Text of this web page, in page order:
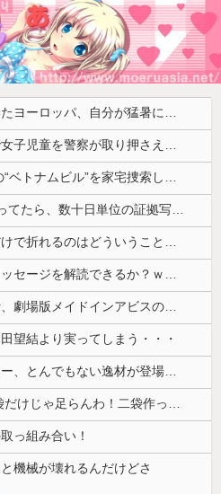
化石賞だの御高説を宣っていたヨーロッパ、自分が猛暑に襲われると為すすべべもなくダメージを受けてしまい……
【！】左派「広島平和式典で女子児童を警察が取り押さえて無理矢理、排除しました！」 → ネット特定班「女児？全学連のプロ活動家では？」
【衝撃】 大阪府警、ミナミの“ベトナムビル”を家宅捜索した結果・・・・・・
体調不良で休んでパチ●コ通ってたら、数十日単位の証拠写真撮られて会社クビになった
海外「剣が二回斬り合っただけで折れるのはどういうことなんだ」満点なのに二度と起動しない理由…
【画像】神主、賢い。このメッセージを解読できるか？ｗｗｗｗ
【速報】ホロライブのVtuber、劇場版メイドインアビスの主題歌決定wwwwwwwwww
望結より実ってしまう・・・
【画像】コミケのインタビュー、とんでもない逸材が登場ｗｗｗｗｗｗ 【Pickup07092041】
【悲報】 ワイ「ラーメン一袋だけじゃ足らんわ！二袋作ったろ！」→結果ｗｗｗ
っ組み合い！
機械が壊れるんだけどさ